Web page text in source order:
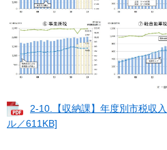
2-10.【収納課】年度別市税収
ル／611KB]